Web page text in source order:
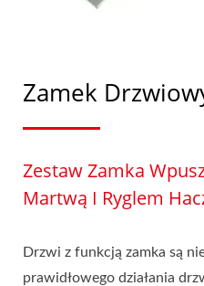
Zamek
Zestaw Zamka
Martwą I Ryglem
Drzwi z funkcją zamka są
prawidłowego działania